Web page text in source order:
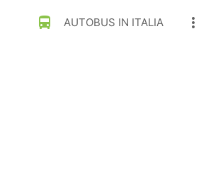
directions_bus AUTOBUS IN ITALIA more_vert